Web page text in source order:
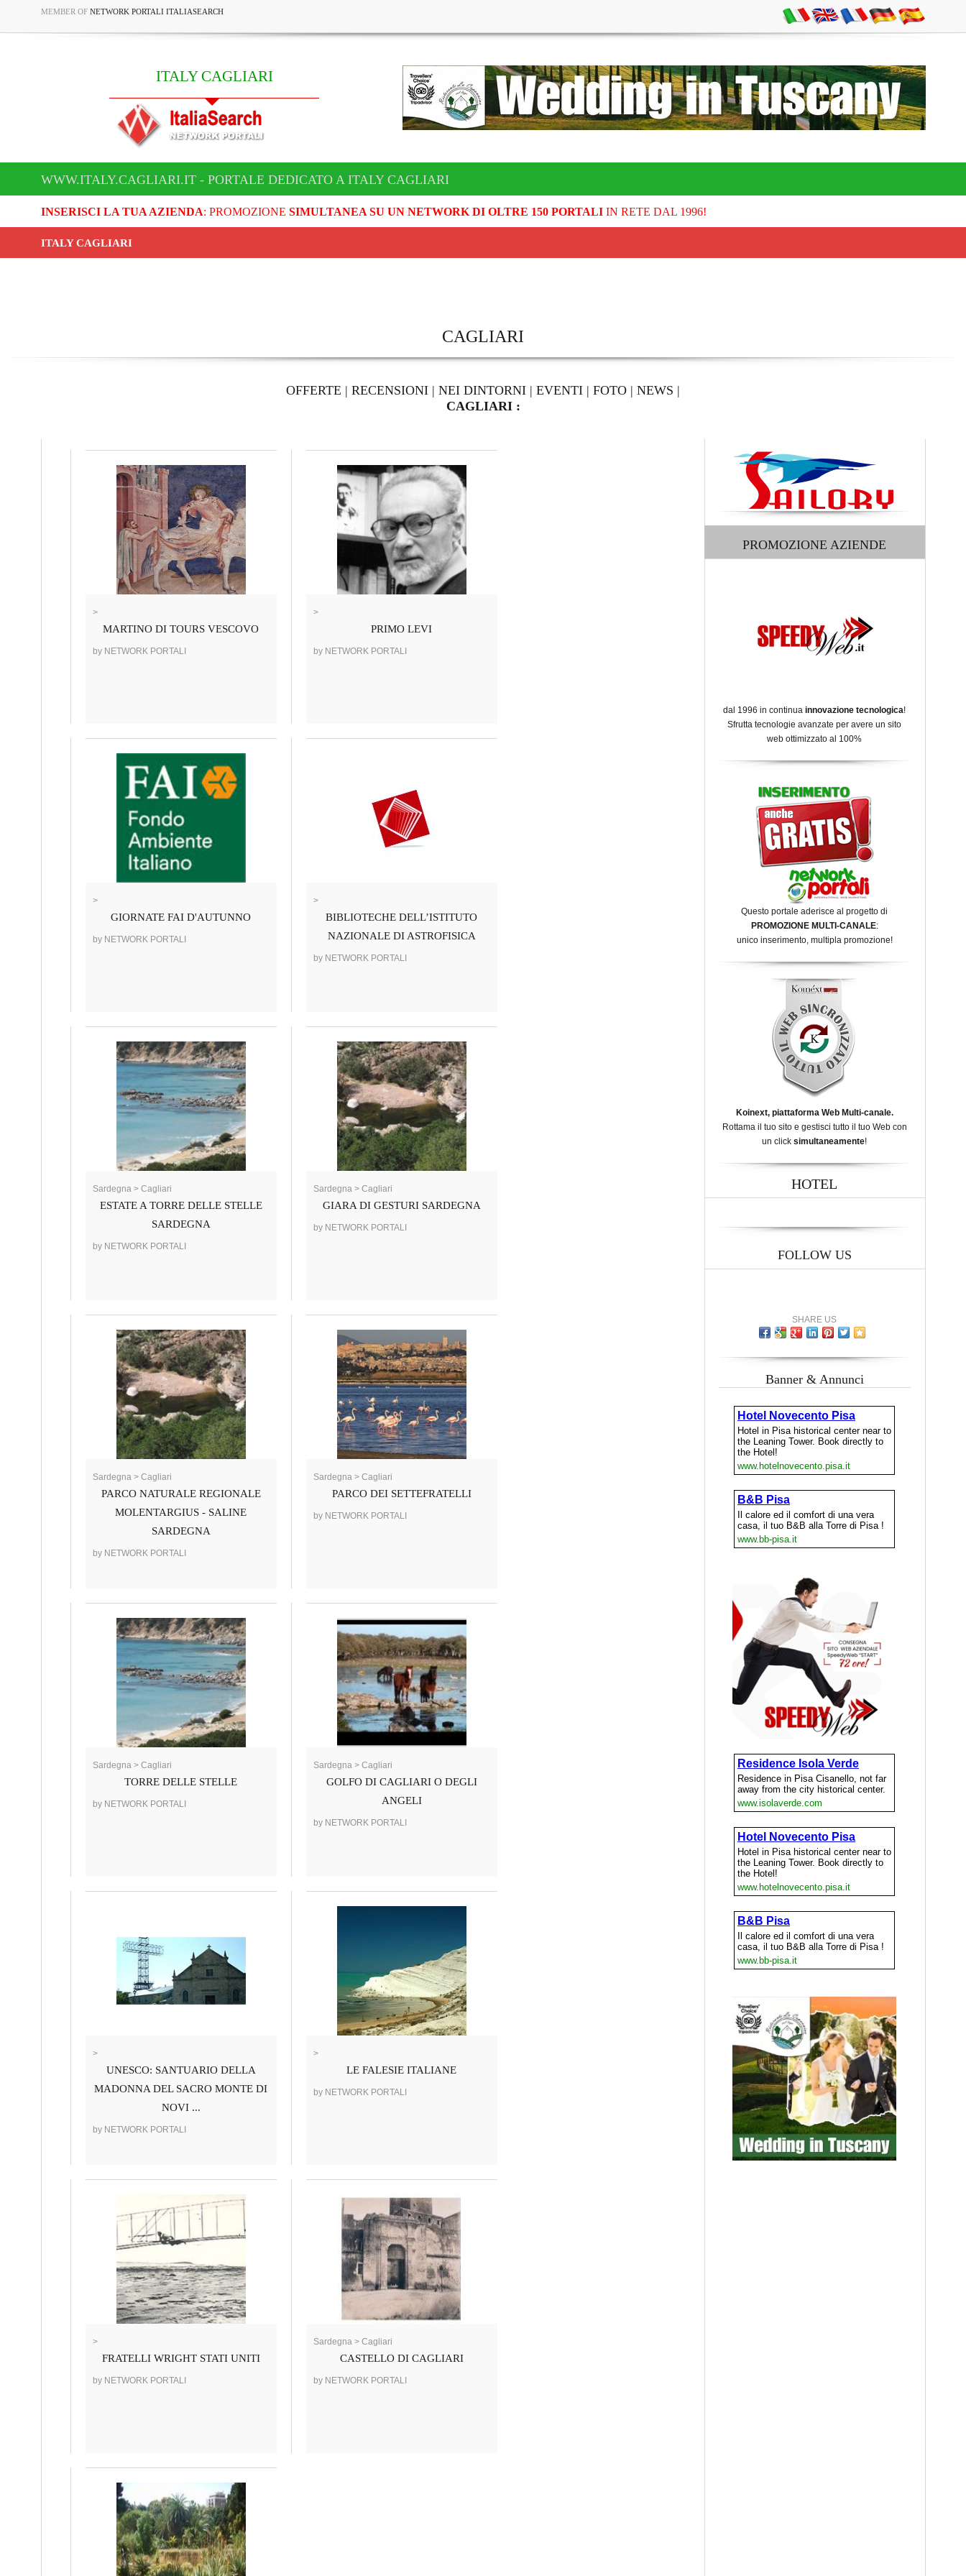
MEMBER OF NETWORK PORTALI ITALIASEARCH
ITALY CAGLIARI
WWW.ITALY.CAGLIARI.IT - PORTALE DEDICATO A ITALY CAGLIARI
INSERISCI LA TUA AZIENDA: PROMOZIONE SIMULTANEA SU UN NETWORK DI OLTRE 150 PORTALIIN RETE DAL 1996!
ITALY CAGLIARI
CAGLIARI
OFFERTE | RECENSIONI | NEI DINTORNI | EVENTI | FOTO | NEWS |
CAGLIARI :
>
MARTINO DI TOURS VESCOVO
by NETWORK PORTALI
>
PRIMO LEVI
by NETWORK PORTALI
>
GIORNATE FAI D'AUTUNNO
by NETWORK PORTALI
>
BIBLIOTECHE DELL’ISTITUTO
NAZIONALE DI ASTROFISICA
by NETWORK PORTALI
Sardegna > Cagliari
ESTATE A TORRE DELLE STELLE
SARDEGNA
by NETWORK PORTALI
Sardegna > Cagliari
GIARA DI GESTURI SARDEGNA
by NETWORK PORTALI
Sardegna > Cagliari
PARCO NATURALE REGIONALE
MOLENTARGIUS - SALINE
SARDEGNA
by NETWORK PORTALI
Sardegna > Cagliari
PARCO DEI SETTEFRATELLI
by NETWORK PORTALI
Sardegna > Cagliari
TORRE DELLE STELLE
by NETWORK PORTALI
Sardegna > Cagliari
GOLFO DI CAGLIARI O DEGLI
ANGELI
by NETWORK PORTALI
>
UNESCO: SANTUARIO DELLA
MADONNA DEL SACRO MONTE DI
NOVI ...
by NETWORK PORTALI
>
LE FALESIE ITALIANE
by NETWORK PORTALI
>
FRATELLI WRIGHT STATI UNITI
by NETWORK PORTALI
Sardegna > Cagliari
CASTELLO DI CAGLIARI
by NETWORK PORTALI
PROMOZIONE AZIENDE
dal 1996 in continua innovazione tecnologica!
Sfrutta tecnologie avanzate per avere un sito
web ottimizzato al 100%
Questo portale aderisce al progetto di
PROMOZIONE MULTI-CANALE:
unico inserimento, multipla promozione!
Koinext, piattaforma Web Multi-canale.
Rottama il tuo sito e gestisci tutto il tuo Web con
un click simultaneamente!
HOTEL
FOLLOW US
SHARE US
Banner & Annunci